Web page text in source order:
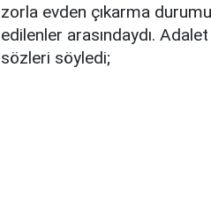
zorla evden çıkarma
edilenler arasındaydı.
sözleri söyledi;